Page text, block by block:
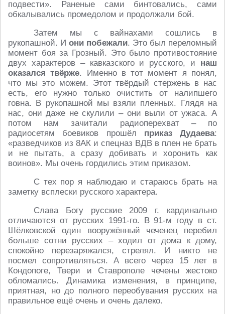
подвести». Раненые сами бинтовались, сами
обкалывались промедолом и продолжали бой.
Затем мы с вайнахами сошлись в
рукопашной. И они побежали. Это был переломный
момент боя за Грозный. Это было противостояние
двух характеров – кавказского и русского, и наш
оказался твёрже. Именно в тот момент я понял,
что мы это можем. Этот твёрдый стержень в нас
есть, его нужно только очистить от налипшего
говна. В рукопашной мы взяли пленных. Глядя на
нас, они даже не скулили – они выли от ужаса. А
потом нам зачитали радиоперехват – по
радиосетям боевиков прошёл приказ Дудаева:
«разведчиков из 8АК и спецназ ВДВ в плен не брать
и не пытать, а сразу добивать и хоронить как
воинов». Мы очень гордились этим приказом.
С тех пор я наблюдаю и стараюсь брать на
заметку всплески русского характера.
Слава Богу русские 2009 г. кардинально
отличаются от русских 1991-го. В 91-м году в ст.
Шёлковской один вооружённый чеченец перебил
больше сотни русских – ходил от дома к дому,
спокойно перезаряжался, стрелял. И никто не
посмел сопротивляться. А всего через 15 лет в
Кондопоге, Твери и Ставрополе чечены жестоко
обломались. Динамика изменения, в принципе,
приятная, но до полного переобувания русских на
правильное ещё очень и очень далеко.